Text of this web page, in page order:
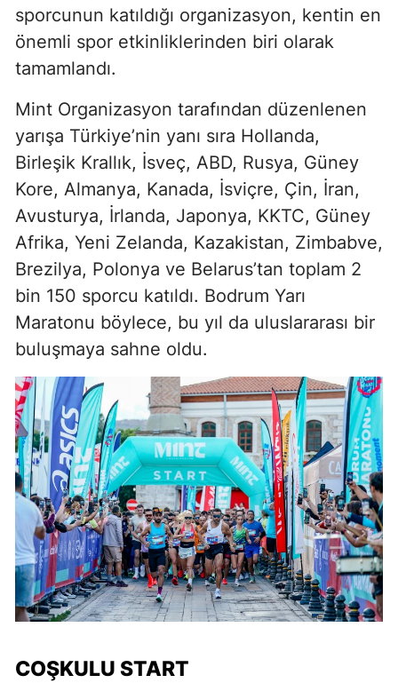
sporcunun katıldığı organizasyon, kentin en
önemli spor etkinliklerinden biri olarak
tamamlandı.
Mint Organizasyon tarafından düzenlenen
yarışa Türkiye’nin yanı sıra Hollanda,
Birleşik Krallık, İsveç, ABD, Rusya, Güney
Kore, Almanya, Kanada, İsviçre, Çin, İran,
Avusturya, İrlanda, Japonya, KKTC, Güney
Afrika, Yeni Zelanda, Kazakistan, Zimbabve,
Brezilya, Polonya ve Belarus’tan toplam 2
bin 150 sporcu katıldı. Bodrum Yarı
Maratonu böylece, bu yıl da uluslararası bir
buluşmaya sahne oldu.
COŞKULU START